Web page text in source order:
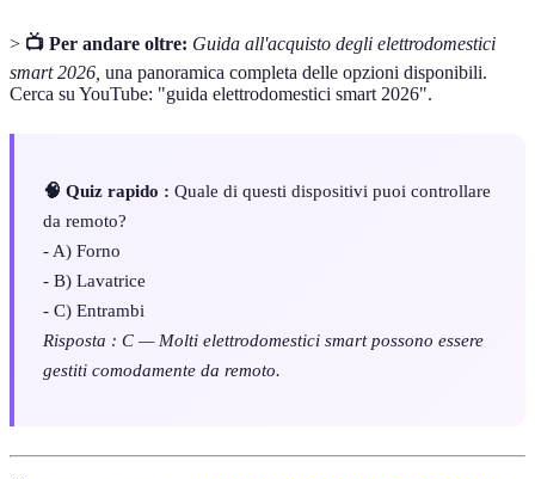
> 📺 Per andare oltre: Guida all'acquisto degli elettrodomestici
smart 2026, una panoramica completa delle opzioni disponibili.
Cerca su YouTube: "guida elettrodomestici smart 2026".
🧠 Quiz rapido : Quale di questi dispositivi puoi controllare
da remoto?
- A) Forno
- B) Lavatrice
- C) Entrambi
Risposta : C — Molti elettrodomestici smart possono essere
gestiti comodamente da remoto.